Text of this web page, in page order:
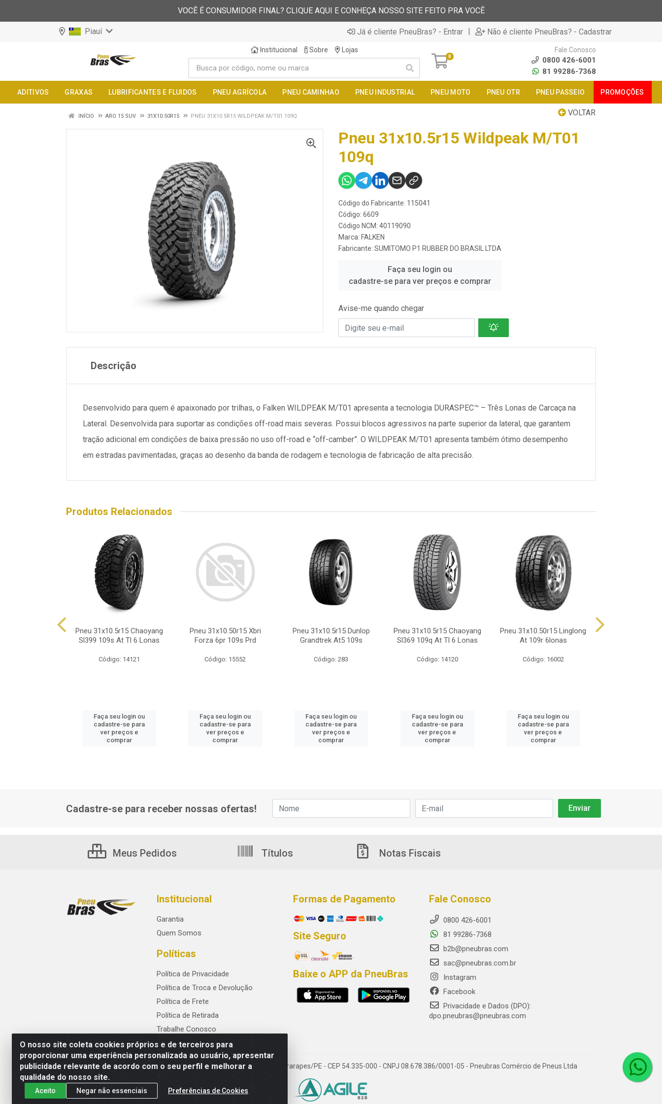
VOCÊ É CONSUMIDOR FINAL? CLIQUE AQUI E CONHEÇA NOSSO SITE FEITO PRA VOCÊ
Piauí Já é cliente PneuBras? - Entrar | Não é cliente PneuBras? - Cadastrar
Institucional Sobre Lojas
0
Fale Conosco
0800 426-6001
81 99286-7368
ADITIVOS GRAXAS LUBRIFICANTES E FLUIDOS PNEU AGRÍCOLA PNEU CAMINHAO PNEU INDUSTRIAL PNEU MOTO PNEU OTR PNEU PASSEIO PROMOÇÕES
VOLTAR
INÍCIO ARO 15 SUV 31X10.50R15 PNEU 31X10.5R15 WILDPEAK M/T01 109Q
Pneu 31x10.5r15 Wildpeak M/T01
109q
Código do Fabricante: 115041
Código: 6609
Código NCM: 40119090
Marca: FALKEN
Fabricante: SUMITOMO P1 RUBBER DO BRASIL LTDA
Faça seu login ou
cadastre-se para ver preços e comprar
Avise-me quando chegar
Descrição
Desenvolvido para quem é apaixonado por trilhas, o Falken WILDPEAK M/T01 apresenta a tecnologia DURASPEC™ – Três Lonas de Carcaça na
Lateral. Desenvolvida para suportar as condições off-road mais severas. Possui blocos agressivos na parte superior da lateral, que garantem
tração adicional em condições de baixa pressão no uso off-road e “off-camber”. O WILDPEAK M/T01 apresenta também ótimo desempenho
em estradas pavimentadas, graças ao desenho da banda de rodagem e tecnologia de fabricação de alta precisão.
Produtos Relacionados
Pneu 31x10.5r15 Chaoyang
Sl399 109s At Tl 6 Lonas
Código: 14121
Faça seu login ou
cadastre-se para
ver preços e
comprar
Pneu 31x10.50r15 Xbri
Forza 6pr 109s Prd
Código: 15552
Faça seu login ou
cadastre-se para
ver preços e
comprar
Pneu 31x10.5r15 Dunlop
Grandtrek At5 109s
Código: 283
Faça seu login ou
cadastre-se para
ver preços e
comprar
Pneu 31x10.5r15 Chaoyang
Sl369 109q At Tl 6 Lonas
Código: 14120
Faça seu login ou
cadastre-se para
ver preços e
comprar
Pneu 31x10.50r15 Linglong
At 109r 6lonas
Código: 16002
Faça seu login ou
cadastre-se para
ver preços e
comprar
O nosso site coleta cookies próprios e de terceiros para
proporcionar uma experiência personalizada ao usuário, apresentar
publicidade relevante de acordo com o seu perfil e melhorar a
qualidade do nosso site.
Aceito Negar não essenciais Preferências de Cookies
Cadastre-se para receber nossas ofertas!
Meus Pedidos Títulos Notas Fiscais
Institucional
Garantia
Quem Somos
Políticas
Política de Privacidade
Política de Troca e Devolução
Política de Frete
Política de Retirada
Trabalhe Conosco
Formas de Pagamento
Site Seguro
Baixe o APP da PneuBras
Fale Conosco
0800 426-6001
81 99286-7368
b2b@pneubras.com
sac@pneubras.com.br
Instagram
Facebook
Privacidade e Dados (DPO):
dpo.pneubras@pneubras.com
PneuBras - Rodovia BR-101, KM 82 - Prazeres, Jaboatão dos Guararapes/PE - CEP 54.335-000 - CNPJ 08.678.386/0001-05 - Pneubras Comércio de Pneus Ltda